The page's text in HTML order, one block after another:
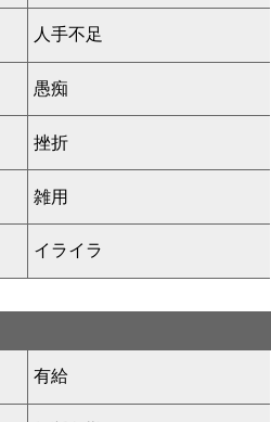
人手不足
愚痴
挫折
雑用
イライラ
有給